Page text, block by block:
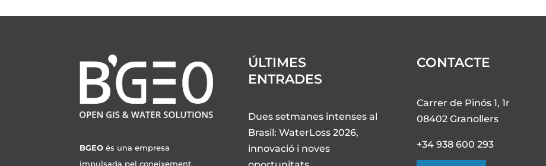
BGEOés una empresa
impulsada pel coneixement,
ÚLTIMES
ENTRADES
Dues setmanes intenses al
Brasil: WaterLoss 2026,
innovació i noves
CONTACTE
Carrer de Pinós 1, 1r
08402 Granollers
+34 938 600 293